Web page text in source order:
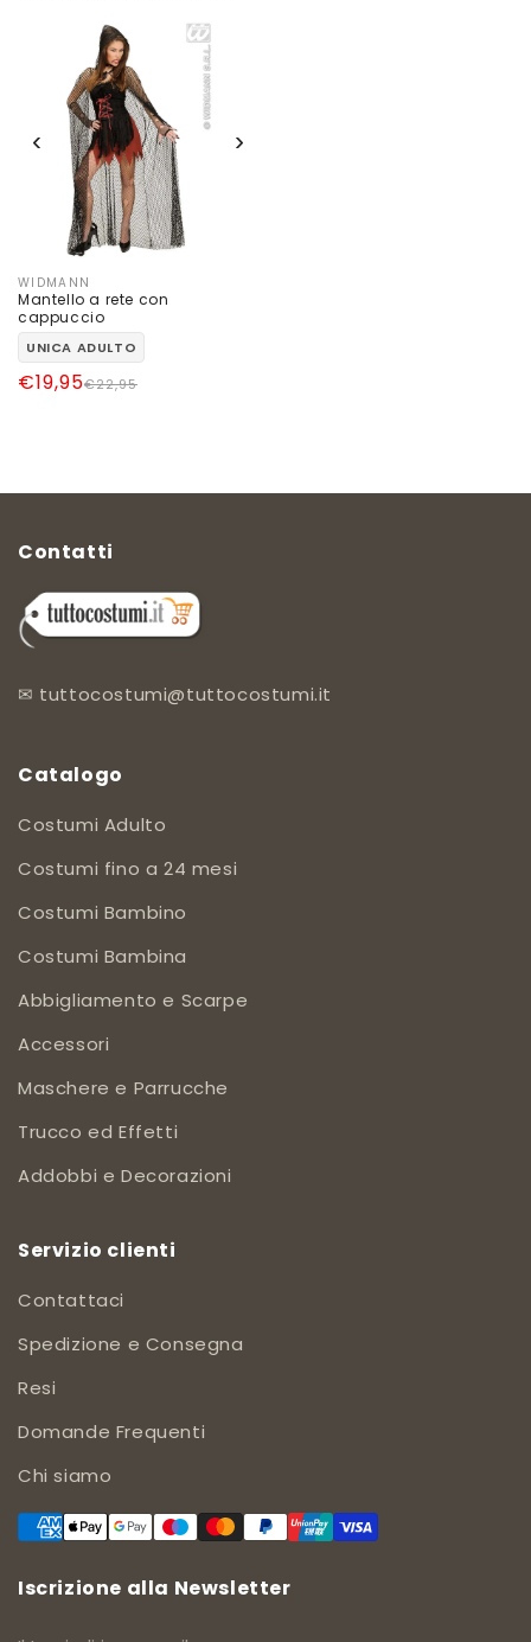
‹ ›
Produttore:
WIDMANN
Mantello a rete con
cappuccio
UNICA ADULTO
Prezzo€22,95
Prezzo
€19,95
Contatti
✉ tuttocostumi@tuttocostumi.it
Catalogo
Costumi Adulto
Costumi fino a 24 mesi
Costumi Bambino
Costumi Bambina
Abbigliamento e Scarpe
Accessori
Maschere e Parrucche
Trucco ed Effetti
Addobbi e Decorazioni
Servizio clienti
Contattaci
Spedizione e Consegna
Resi
Domande Frequenti
Chi siamo
Iscrizione alla Newsletter